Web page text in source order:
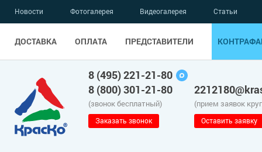
Новости Фотогалерея Видеогалерея Статьи
ДОСТАВКА ОПЛАТА ПРЕДСТАВИТЕЛИ
8 (495) 221-21-80
8 (800) 301-21-80
(звонок бесплатный)
Заказать звонок
(прием заявок
Оставить заявку